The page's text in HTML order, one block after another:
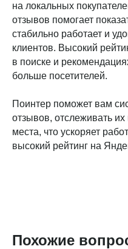
на локальных
отзывов помогает
стабильно работает и
клиентов. Высокий
в поиске и
больше посетителей.
Поинтер поможет вам
отзывов, отслеживать их
места, что ускоряет
высокий рейтинг на
Похожие